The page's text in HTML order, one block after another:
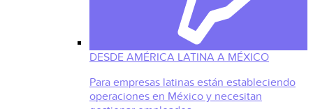
DESDE AMÉRICA LATINA A MÉXICO
Para empresas latinas están estableciendo
operaciones en México y necesitan